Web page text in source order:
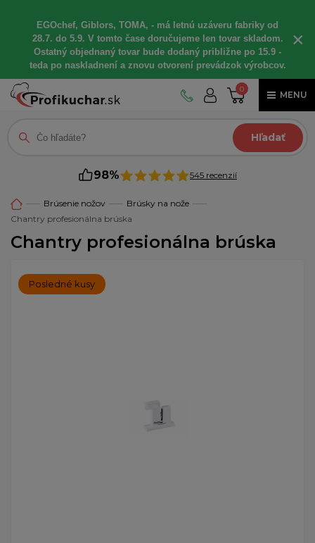
EGOchef, Giblors, TOMA, - má letnú uzáveru fabriky od
28.7. do 5.9. V tomto čase doručujeme len tovar skladom.
Ostatný objednaný tovar bude dodaný približne po 15.9 -
teda po naskladnení a znovu otvorení prevádzok výrobcov.
×
0
MENU
Hľadať
98% 545 recenzií
Brúsenie nožov
Brúsky na nože
Chantry profesionálna brúska
Chantry profesionálna brúska
Posledné kusy